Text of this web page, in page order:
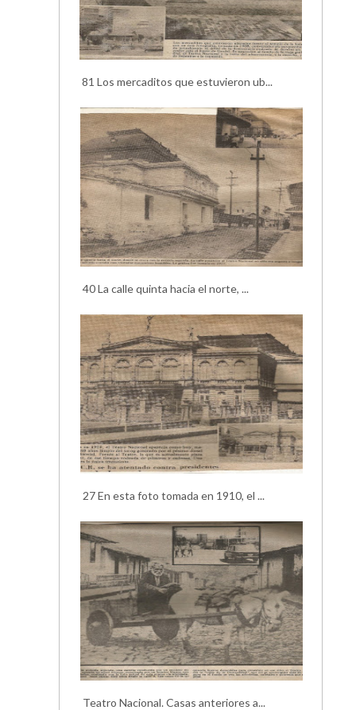
81 Los mercaditos que estuvieron ub...
40 La calle quinta hacia el norte, ...
27 En esta foto tomada en 1910, el ...
Teatro Nacional. Casas anteriores a...